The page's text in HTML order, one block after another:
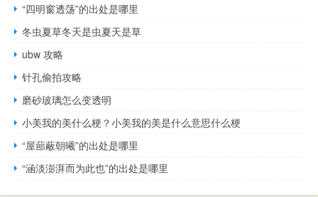
“四明窗透荡”的出处是哪里
冬虫夏草冬天是虫夏天是草
ubw 攻略
针孔偷拍攻略
磨砂玻璃怎么变透明
小美我的美什么梗？小美我的美是什么意思什么梗
“屋蔀蔽朝曦”的出处是哪里
“涵淡澎湃而为此也”的出处是哪里